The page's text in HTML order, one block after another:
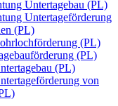
Untertagebau (PL)
Untertageförderung
(PL)
(PL)
(PL)
(PL)
von